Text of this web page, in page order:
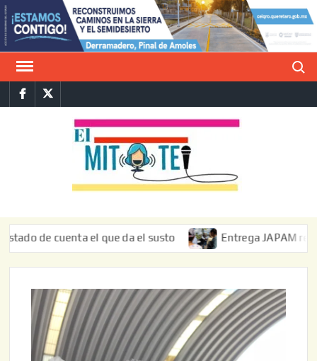
Saltar
al
contenido
FacebookTwitter
cuenta el que da el susto Entrega JAPAM